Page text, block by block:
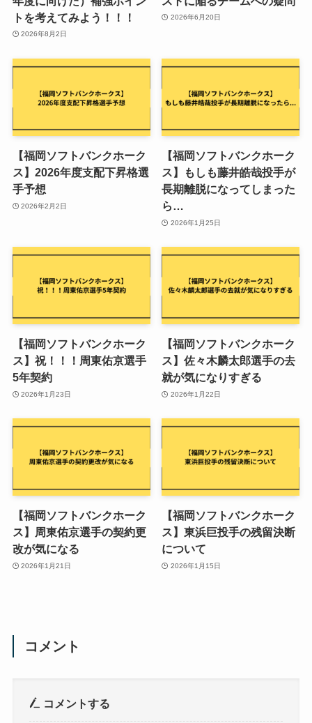
トを考えてみよう！！！
2026年8月2日
2026年6月20日
【福岡ソフトバンクホーク
ス】2026年度支配下昇格選
手予想
2026年2月2日
【福岡ソフトバンクホーク
ス】もしも藤井皓哉投手が
長期離脱になってしまった
ら…
2026年1月25日
【福岡ソフトバンクホーク
ス】祝！！！周東佑京選手
5年契約
2026年1月23日
【福岡ソフトバンクホーク
ス】佐々木麟太郎選手の去
就が気になりすぎる
2026年1月22日
【福岡ソフトバンクホーク
ス】周東佑京選手の契約更
改が気になる
2026年1月21日
【福岡ソフトバンクホーク
ス】東浜巨投手の残留決断
について
2026年1月15日
コメント
コメントする